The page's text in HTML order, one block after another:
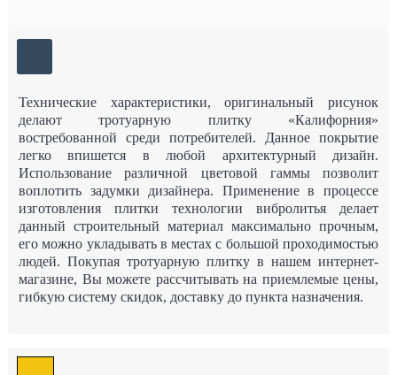
Технические характеристики, оригинальный рисунок
делают тротуарную плитку «Калифорния»
востребованной среди потребителей. Данное покрытие
легко впишется в любой архитектурный дизайн.
Использование различной цветовой гаммы позволит
воплотить задумки дизайнера. Применение в процессе
изготовления плитки технологии вибролитья делает
данный строительный материал максимально прочным,
его можно укладывать в местах с большой проходимостью
людей. Покупая тротуарную плитку в нашем интернет-
магазине, Вы можете рассчитывать на приемлемые цены,
гибкую систему скидок, доставку до пункта назначения.